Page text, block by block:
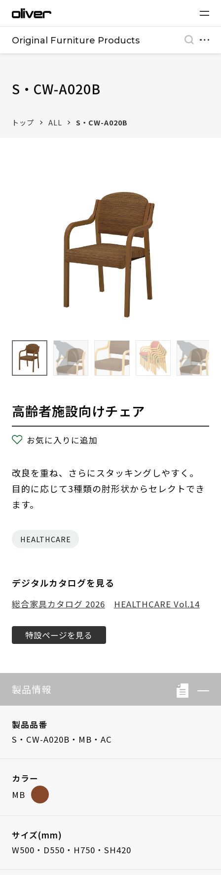
Original Furniture Products
S・CW-A020B
トップ ALL S・CW-A020B
高齢者施設向けチェア
お気に入りに追加
改良を重ね、さらにスタッキングしやすく。
目的に応じて3種類の肘形状からセレクトでき
ます。
HEALTHCARE
デジタルカタログを見る
総合家具カタログ 2026 HEALTHCARE Vol.14
特設ページを見る
製品情報
製品品番
S・CW-A020B・MB・AC
カラー
MB
サイズ(mm)
W500・D550・H750・SH420